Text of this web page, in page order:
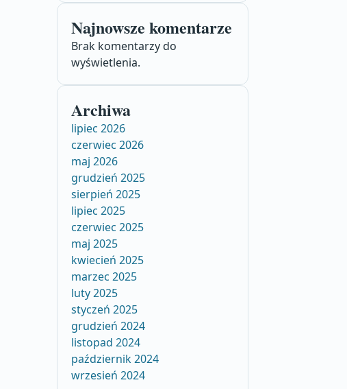
Najnowsze komentarze
Brak komentarzy do
wyświetlenia.
Archiwa
lipiec 2026
czerwiec 2026
maj 2026
grudzień 2025
sierpień 2025
lipiec 2025
czerwiec 2025
maj 2025
kwiecień 2025
marzec 2025
luty 2025
styczeń 2025
grudzień 2024
listopad 2024
październik 2024
wrzesień 2024